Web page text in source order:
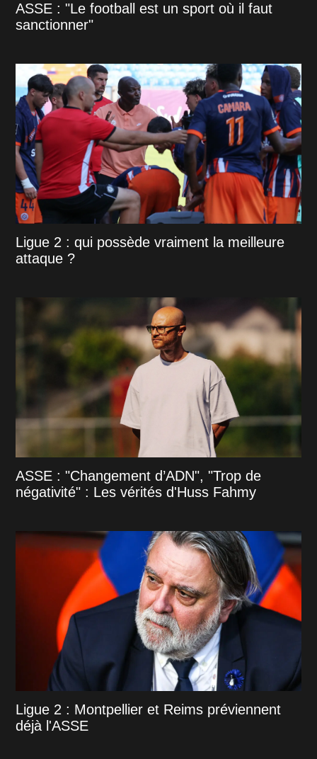
ASSE : "Le football est un sport où il faut
sanctionner"
Ligue 2 : qui possède vraiment la meilleure
attaque ?
ASSE : "Changement d’ADN", "Trop de
négativité" : Les vérités d'Huss Fahmy
Ligue 2 : Montpellier et Reims préviennent
déjà l'ASSE